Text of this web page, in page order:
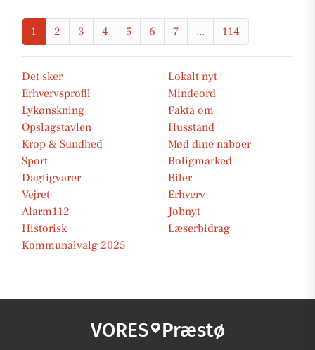
1 2 3 4 5 6 7 ... 114
Det sker
Lokalt nyt
Erhvervsprofil
Mindeord
Lykønskning
Fakta om
Opslagstavlen
Husstand
Krop & Sundhed
Mød dine naboer
Sport
Boligmarked
Dagligvarer
Biler
Vejret
Erhverv
Alarm112
Jobnyt
Historisk
Læserbidrag
Kommunalvalg 2025
VORES Præstø